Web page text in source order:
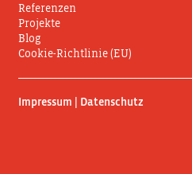
Referenzen
Projekte
Blog
Cookie-Richtlinie (EU)
Impressum | Datenschutz